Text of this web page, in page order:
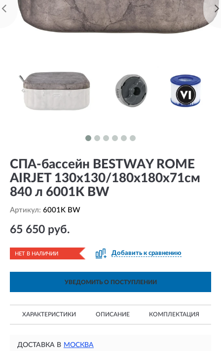
СПА-бассейн BESTWAY ROME
AIRJET 130х130/180х180х71см
840 л 6001K BW
Артикул: 6001K BW
65 650 руб.
НЕТ В НАЛИЧИИ Добавить к сравнению
УВЕДОМИТЬ О ПОСТУПЛЕНИИ
ХАРАКТЕРИСТИКИ ОПИСАНИЕ КОМПЛЕКТАЦИЯ
ДОСТАВКА В МОСКВА